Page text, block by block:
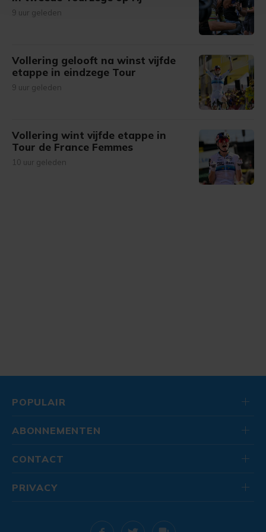
bezoek makkelijker en persoonlijker. Op
onze cookiepagina kun je ons cookiebeleid bekijken en je
9 uur geleden
Vollering gelooft na winst vijfde
etappe in eindzege Tour
9 uur geleden
Vollering wint vijfde etappe in
Tour de France Femmes
10 uur geleden
POPULAIR
ABONNEMENTEN
CONTACT
PRIVACY